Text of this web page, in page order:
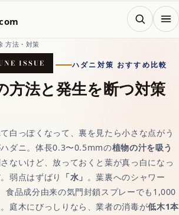
メニ
ホーム
対話AIの記事一覧
AIチャットおすすめ
方法・対策
ISSUE ハダニ対策 おすすめ比較
方法と発生を断つ対策
白っぽくなって、裏を見たら小さな点がう
ダニ。体長0.3〜0.5mmの植物の汁を吸う
ないけど、放っておくと葉が真っ白になっ
弱点はずばり
「水」 。葉裏へのシャワー
食品成分由来の気門封鎖スプレーでも1,000
庭木にびっしりなら、業者の消毒が低木1本